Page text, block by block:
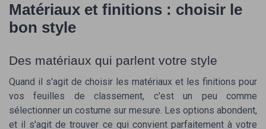
Matériaux et finitions : choisir le
bon style
Des matériaux qui parlent votre style
Quand il s'agit de choisir les matériaux et les finitions pour
vos feuilles de classement, c'est un peu comme
sélectionner un costume sur mesure. Les options abondent,
et il s'agit de trouver ce qui convient parfaitement à votre